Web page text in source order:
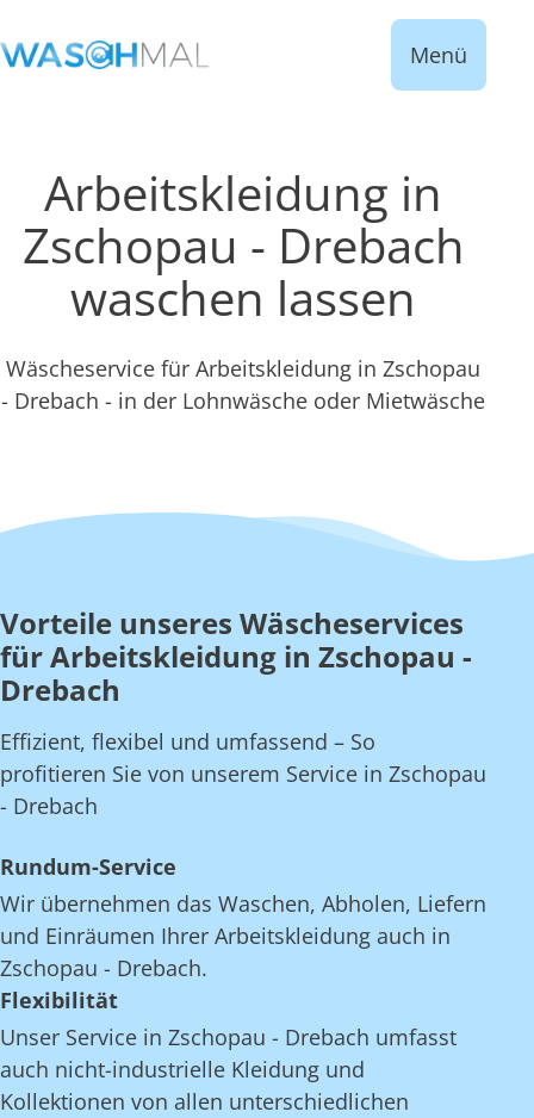
Menü
Arbeitskleidung in
Zschopau - Drebach
waschen lassen
Wäscheservice für Arbeitskleidung in Zschopau
- Drebach - in der Lohnwäsche oder Mietwäsche
Vorteile unseres Wäscheservices
für Arbeitskleidung in Zschopau -
Drebach
Effizient, flexibel und umfassend – So
profitieren Sie von unserem Service in Zschopau
- Drebach
Rundum-Service
Wir übernehmen das Waschen, Abholen, Liefern
und Einräumen Ihrer Arbeitskleidung auch in
Zschopau - Drebach.
Flexibilität
Unser Service in Zschopau - Drebach umfasst
auch nicht-industrielle Kleidung und
Kollektionen von allen unterschiedlichen